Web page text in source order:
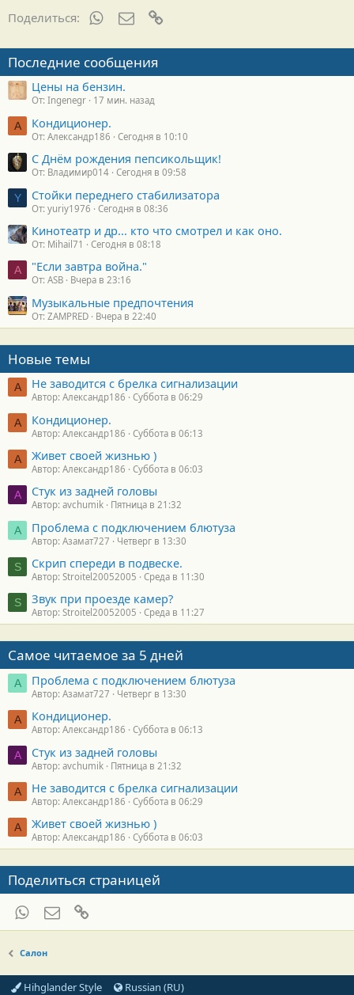
Поделиться: WhatsAppЭлектронная почта
Последние сообщения
Цены на бензин.
От: Ingenegr 17 мин. назад
А Кондиционер.
От: Александр186 Сегодня в 10:10
С Днём рождения пепсикольщик!
От: Владимир014 Сегодня в 09:58
Y Стойки переднего стабилизатора
От: yuriy1976 Сегодня в 08:36
Кинотеатр и др... кто что смотрел и как оно.
От: Mihail71 Сегодня в 08:18
A "Если завтра война."
От: ASB Вчера в 23:16
Музыкальные предпочтения
От: ZAMPRED Вчера в 22:40
Новые темы
А Не заводится с брелка сигнализации
Автор: Александр186 Суббота в 06:29
А Кондиционер.
Автор: Александр186 Суббота в 06:13
А Живет своей жизнью )
Автор: Александр186 Суббота в 06:03
A Стук из задней головы
Автор: avchumik Пятница в 21:32
А Проблема с подключением блютуза
Автор: Азамат727 Четверг в 13:30
S Скрип спереди в подвеске.
Автор: Stroitel20052005 Среда в 11:30
S Звук при проезде камер?
Автор: Stroitel20052005 Среда в 11:27
Самое читаемое за 5 дней
А Проблема с подключением блютуза
Автор: Азамат727 Четверг в 13:30
А Кондиционер.
Автор: Александр186 Суббота в 06:13
A Стук из задней головы
Автор: avchumik Пятница в 21:32
А Не заводится с брелка сигнализации
Автор: Александр186 Суббота в 06:29
А Живет своей жизнью )
Автор: Александр186 Суббота в 06:03
Поделиться страницей
WhatsAppЭлектронная почта
Салон
Hihglander Style Russian (RU)